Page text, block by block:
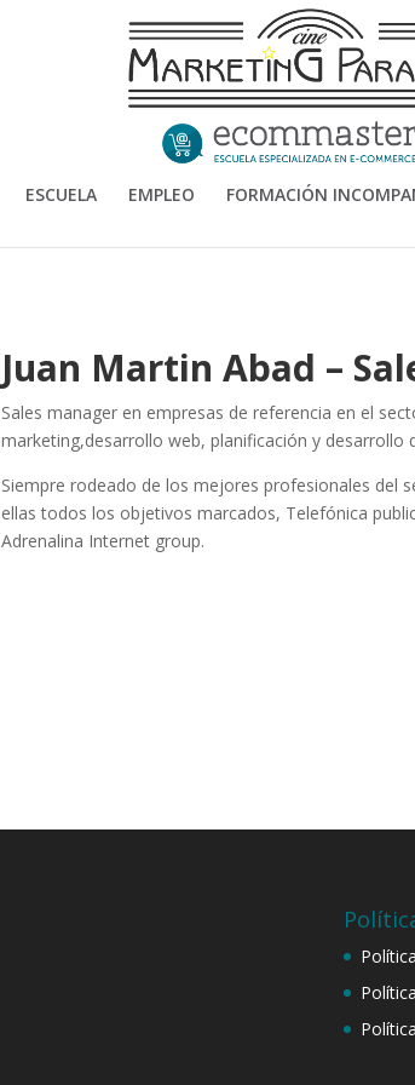
ESCUELA EMPLEO FORMACIÓN
Juan Martin Abad –
Sales manager en empresas de referencia en el
marketing,desarrollo web, planificación y desarrollo
Siempre rodeado de los mejores profesionales del
ellas todos los objetivos marcados, Telefónica
Adrenalina Internet group.